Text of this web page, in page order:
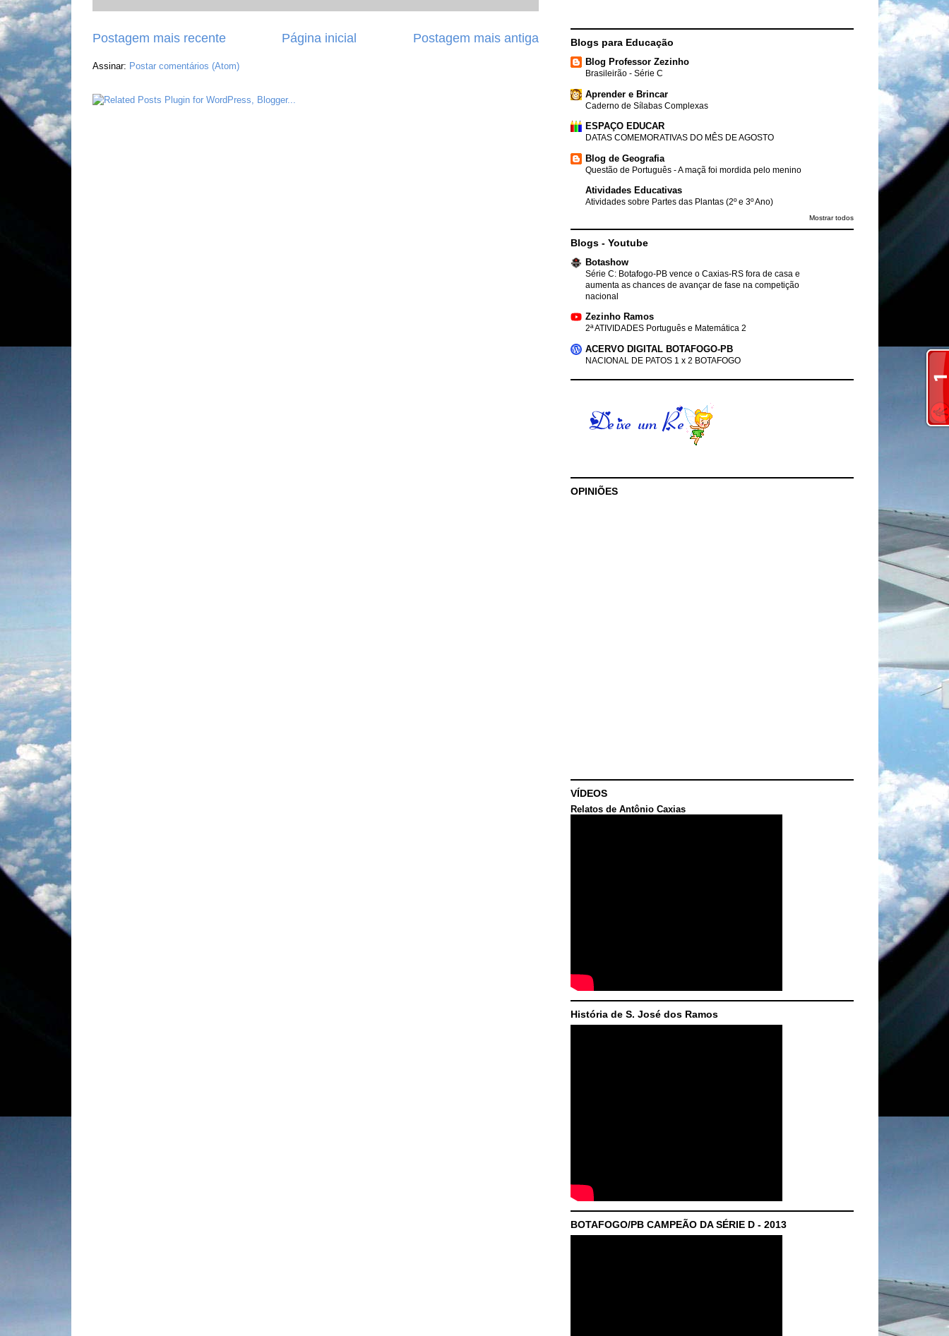
Postagem mais recente Postagem mais antiga
Página inicial
Assinar: Postar comentários (Atom)
Blogs para Educação
Blog Professor Zezinho
Brasileirão - Série C
Aprender e Brincar
Caderno de Sílabas Complexas
ESPAÇO EDUCAR
DATAS COMEMORATIVAS DO MÊS DE AGOSTO
Blog de Geografia
Questão de Português - A maçã foi mordida pelo menino
Atividades Educativas
Atividades sobre Partes das Plantas (2º e 3º Ano)
Mostrar todos
Blogs - Youtube
Botashow
Série C: Botafogo-PB vence o Caxias-RS fora de casa e
aumenta as chances de avançar de fase na competição
nacional
Zezinho Ramos
2ª ATIVIDADES Português e Matemática 2
ACERVO DIGITAL BOTAFOGO-PB
NACIONAL DE PATOS 1 x 2 BOTAFOGO
OPINIÕES
VÍDEOS
Relatos de Antônio Caxias
História de S. José dos Ramos
BOTAFOGO/PB CAMPEÃO DA SÉRIE D - 2013